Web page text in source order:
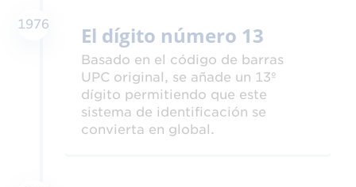
1976 El dígito número 13
Basado en el código de barras
UPC original, se añade un 13º
dígito permitiendo que este
sistema de identificación se
convierta en global.